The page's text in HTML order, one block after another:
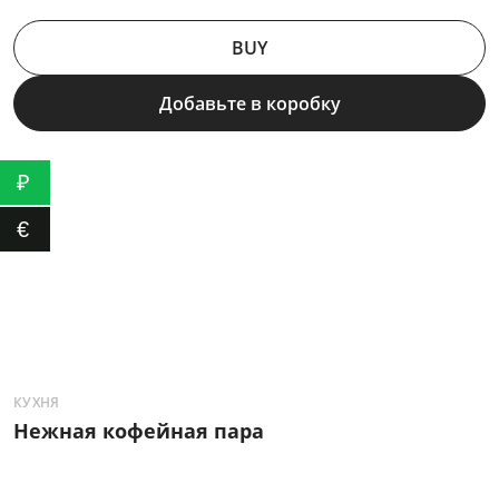
BUY
Добавьте в коробку
КУХНЯ
Нежная кофейная пара
₽
€